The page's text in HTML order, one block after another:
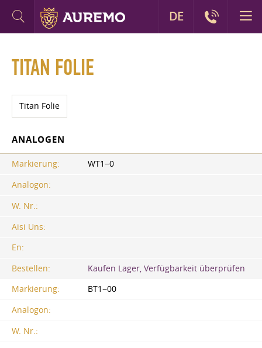
TITAN FOLIE
Titan Folie
ANALOGEN
Markierung:
WT1−0
Analogon:
W. Nr.:
Aisi Uns:
En:
Bestellen:
Kaufen Lager, Verfügbarkeit überprüfen
Markierung:
BT1−00
Analogon:
W. Nr.:
DE